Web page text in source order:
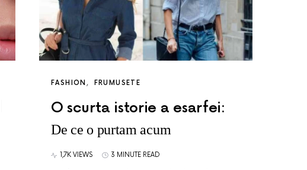
FASHION FRUMUSETE
O scurta istorie a esarfei:
De ce o purtam acum
1,7K VIEWS 3 MINUTE READ